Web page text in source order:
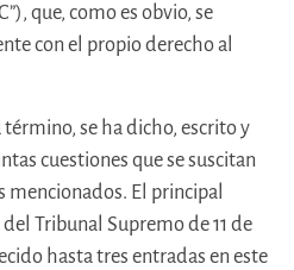
que, como es obvio, se
con el propio derecho al
término, se ha dicho, escrito y
cuestiones que se suscitan
mencionados. El principal
Tribunal Supremo de 11 de
hasta tres entradas en este